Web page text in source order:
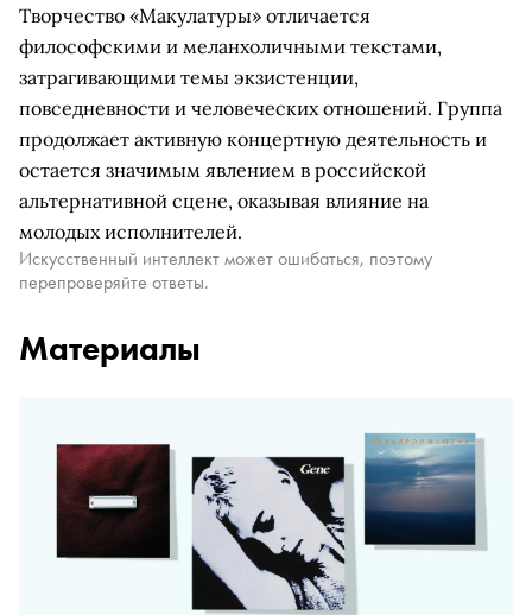
Творчество «Макулатуры» отличается
философскими и меланхоличными текстами,
затрагивающими темы экзистенции,
повседневности и человеческих отношений. Группа
продолжает активную концертную деятельность и
остается значимым явлением в российской
альтернативной сцене, оказывая влияние на
молодых исполнителей.
Искусственный интеллект может ошибаться, поэтому
перепроверяйте ответы.
Материалы